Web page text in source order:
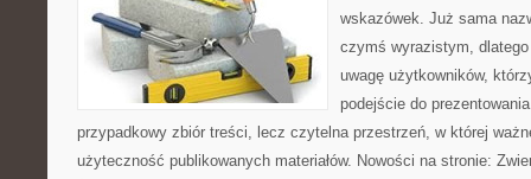
wskazówek. Już sama
czymś wyrazistym,
uwagę użytkowników,
podejście do
przypadkowy zbiór treści, lecz czytelna przestrzeń, w której
użyteczność publikowanych materiałów. Nowości na stronie: